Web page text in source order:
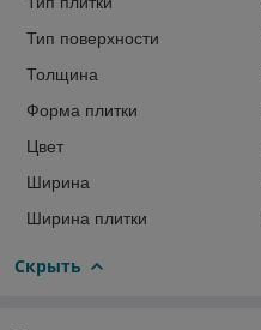
Тип поверхности
Толщина
Форма плитки
Цвет
Ширина
Ширина плитки
Скрыть